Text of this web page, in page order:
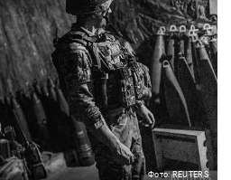
Фото: REUTERS